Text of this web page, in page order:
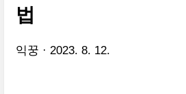
법
익꿍 2023. 8. 12.